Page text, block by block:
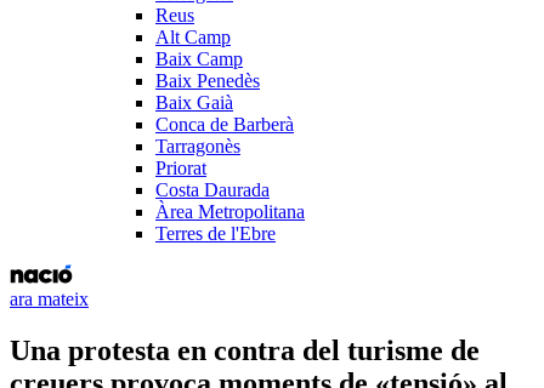
Reus
Alt Camp
Baix Camp
Baix Penedès
Baix Gaià
Conca de Barberà
Tarragonès
Priorat
Costa Daurada
Àrea Metropolitana
Terres de l'Ebre
ara mateix
Una protesta en contra del turisme de